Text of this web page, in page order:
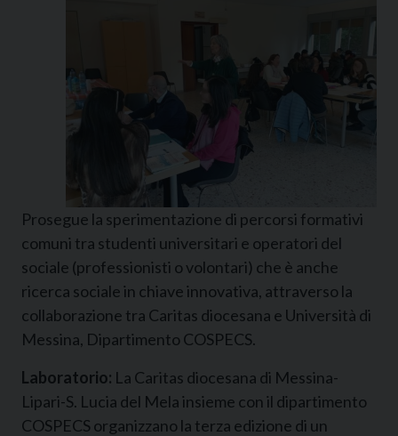
Prosegue la sperimentazione di percorsi formativi
comuni tra studenti universitari e operatori del
sociale (professionisti o volontari) che è anche
ricerca sociale in chiave innovativa, attraverso la
collaborazione tra Caritas diocesana e Università di
Messina, Dipartimento COSPECS.
Laboratorio: La Caritas diocesana di Messina-
Lipari-S. Lucia del Mela insieme con il dipartimento
COSPECS organizzano la terza edizione di un